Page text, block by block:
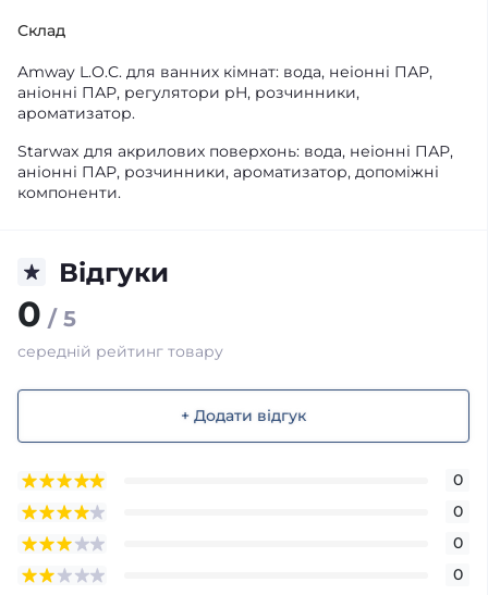
Склад
Amway L.O.C. для ванних кімнат: вода, неіонні ПАР,
аніонні ПАР, регулятори pH, розчинники,
ароматизатор.
Starwax для акрилових поверхонь: вода, неіонні ПАР,
аніонні ПАР, розчинники, ароматизатор, допоміжні
компоненти.
Відгуки
0 / 5
середній рейтинг товару
+ Додати відгук
0
0
0
0